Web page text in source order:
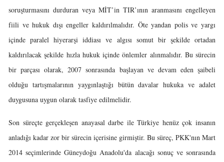
soruşturmasını durduran veya MİT’in TIR’ının aranmasını engelleyen
fiili ve hukuk dışı engeller kaldırılmalıdır. Öte yandan polis ve yargı
içinde paralel hiyerarşi iddiası ve algısı somut bir şekilde ortadan
kaldırılacak şekilde hızla hukuk içinde önlemler alınmalıdır. Bu sürecin
bir parçası olarak, 2007 sonrasında başlayan ve devam eden şaibeli
olduğu tartışmalarının yaygınlaştığı bütün davalar hukuka ve adalet
duygusuna uygun olarak tasfiye edilmelidir.
Son süreçte gerçekleşen anayasal darbe ile Türkiye henüz çok insanın
anladığı kadar zor bir sürecin içerisine girmiştir. Bu süreç, PKK'nın Mart
2014 seçimlerinde Güneydoğu Anadolu'da alacağı sonuç ve sonrasında